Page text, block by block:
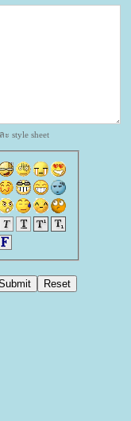
style sheet